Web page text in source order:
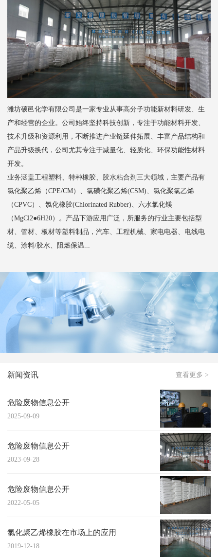
潍坊硕邑化学有限公司是一家专业从事高分子功能新材料研发、生
产和经营的企业。公司始终坚持科技创新，专注于功能材料开发、
技术升级和资源利用，不断推进产业链延伸拓展、丰富产品结构和
产品升级换代，公司尤其专注于减量化、轻质化、环保功能性材料
开发。
业务涵盖工程塑料、特种橡胶、胶水粘合剂三大领域，主要产品有
氯化聚乙烯（CPE/CM）、氯磺化聚乙烯(CSM)、氯化聚氯乙烯
（CPVC）、氯化橡胶(Chlorinated Rubber)、六水氯化镁
（MgCl2●6H20）。产品下游应用广泛，所服务的行业主要包括型
材、管材、板材等塑料制品，汽车、工程机械、家电电器、电线电
缆、涂料/胶水、阻燃保温...
新闻资讯 查看更多 >
危险废物信息公开
2025-09-09
危险废物信息公开
2023-09-28
危险废物信息公开
2022-05-05
氯化聚乙烯橡胶在市场上的应用
2019-12-18